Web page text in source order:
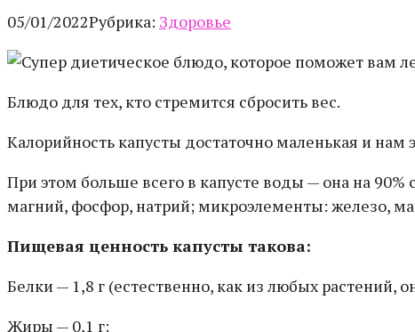
05/01/2022Рубрика: Здоровье
Блюдо для тех, кто стремится сбросить вес.
Калорийность капусты достаточно маленькая и нам
При этом больше всего в капусте воды — она на
магний, фосфор, натрий; микроэлементы: железо,
Пищевая ценность капусты такова:
Белки — 1,8 г (естественно, как из любых растений,
Жиры — 0,1 г;